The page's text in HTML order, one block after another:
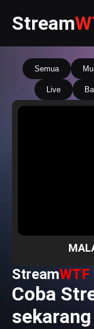
Stream
Semua
Live
StreamWTF
Coba